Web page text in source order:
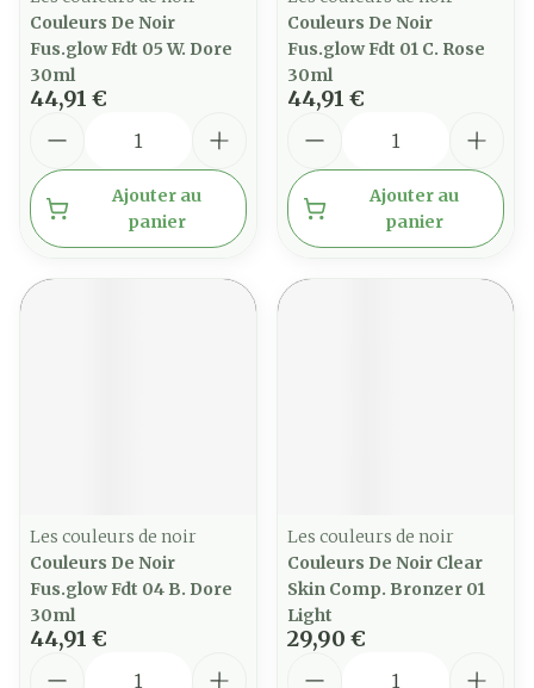
Couleurs De Noir
Fus.glow Fdt 05 W. Dore
30ml
44,91 €
Ajouter au
panier
Couleurs De Noir
Fus.glow Fdt 01 C. Rose
30ml
44,91 €
Ajouter au
panier
Les couleurs de noir
Couleurs De Noir
Fus.glow Fdt 04 B. Dore
30ml
44,91 €
Les couleurs de noir
Couleurs De Noir Clear
Skin Comp. Bronzer 01
Light
29,90 €